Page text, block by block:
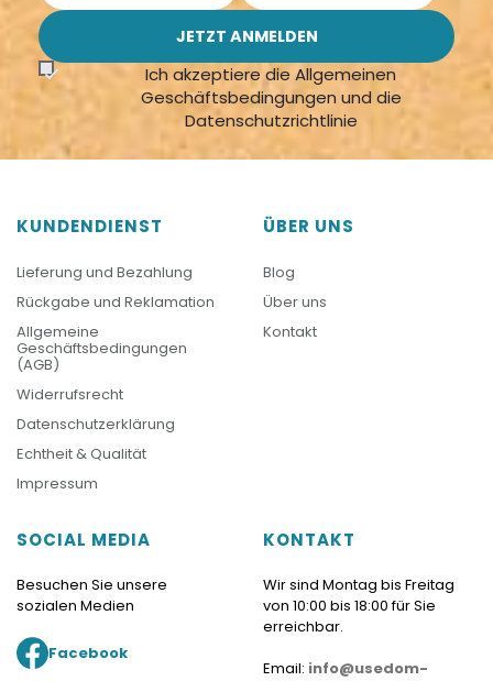
Ich akzeptiere die Allgemeinen
Geschäftsbedingungen und die
Datenschutzrichtlinie
KUNDENDIENST
Lieferung und Bezahlung
Rückgabe und Reklamation
Allgemeine
Geschäftsbedingungen
(AGB)
Widerrufsrecht
Datenschutzerklärung
Echtheit & Qualität
Impressum
ÜBER UNS
Blog
Über uns
Kontakt
SOCIAL MEDIA
Besuchen Sie unsere
sozialen Medien
Facebook
KONTAKT
Wir sind Montag bis Freitag
von 10:00 bis 18:00 für Sie
erreichbar.
Email: info@usedom-